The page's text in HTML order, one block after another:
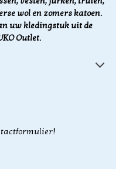
wol en zomers katoen.
uw kledingstuk uit de
Outlet.